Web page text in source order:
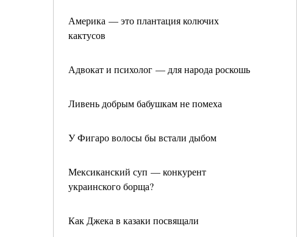
Америка — это плантация колючих
кактусов
Адвокат и психолог — для народа роскошь
Ливень добрым бабушкам не помеха
У Фигаро волосы бы встали дыбом
Мексиканский суп — конкурент
украинского борща?
Как Джека в казаки посвящали